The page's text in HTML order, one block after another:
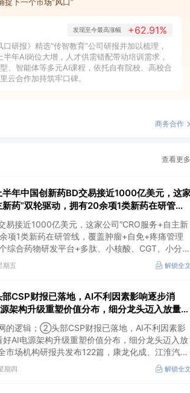
发现至今最高涨幅 +62.91%
研报》精选“传智教育”公司研报并加以梳理，
年AI岗位大增，人才供需错配带动培训需求，
、智能体等多元AI课程，依托自有院校、高校合
云合作加持筑牢口碑。
商务合作
查看更多
半年中国创新药BD交易接近1000亿美元，这
药”双轮驱动，拥有20余项1类新药在研管
痛管理等重大领域
易接近1000亿美元，这家公司“CRO服务+自主新
项1类新药在研管线，覆盖肿瘤+自免+疼痛管理
综合药物研发平台+多肽、小核酸、CGT、小分子
转型成果正逐步兑现。
期五 解锁全
部CSP财报已落地，AI不利因素影响逐步消
架构升级重塑价值分布，细分龙头迈入放量验
互联网的逻辑
逻辑；②头部CSP财报已落地，AI不利因素影
AI电源架构升级重塑价值分布，细分龙头迈入放
场机构研报共发布122篇，康龙化成、江淮汽车
获得首度覆盖，其中乔锋智能获新财富分析师深
注度排行中，华峰化学首次上榜，前五名依次
期四 解锁全